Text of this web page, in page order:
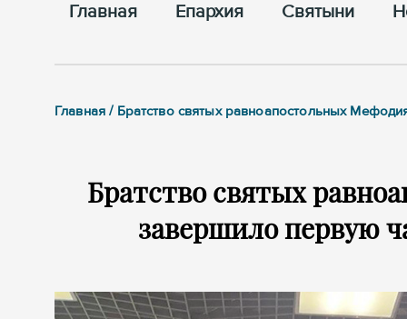
Главная Епархия Cвятыни
Главная / Братство святых равноапостольных
Братство святых
завершило первую